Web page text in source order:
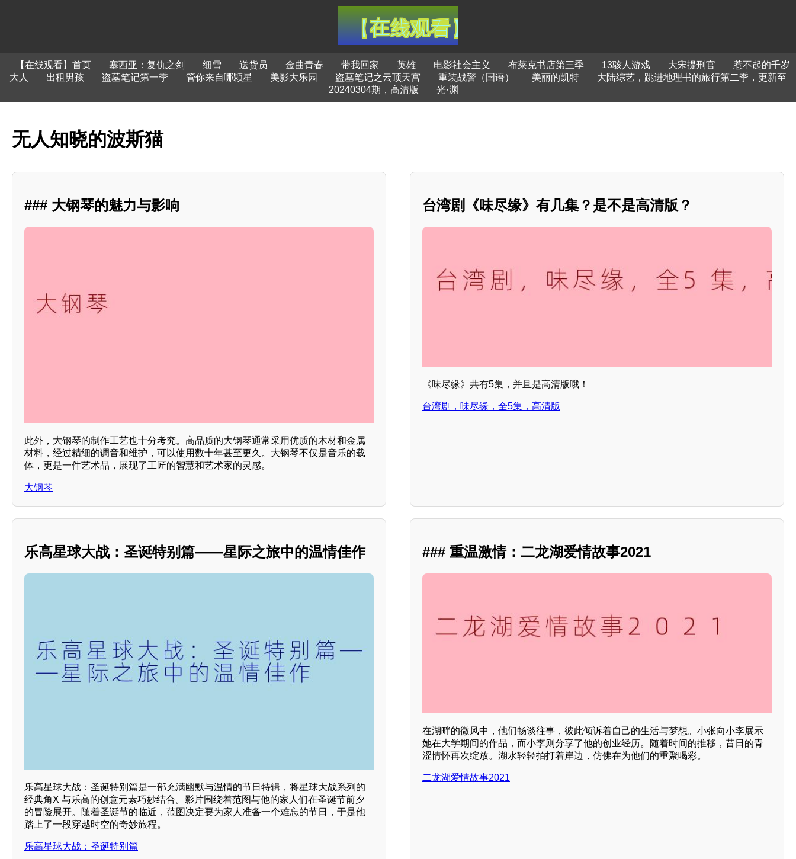
【在线观看】首页 塞西亚：复仇之剑 细雪 送货员 金曲青春 带我回家 英雄 电影社会主义 布莱克书店第三季 13骇人游戏 大宋提刑官
惹不起的千岁
大人
出租男孩 盗墓笔记第一季 管你来自哪颗星 美影大乐园 盗墓笔记之云顶天宫 重装战警（国语） 美丽的凯特
大陆综艺，跳进地理书的旅行第二季，更新至
20240304期，高清版
光·渊
无人知晓的波斯猫
### 大钢琴的魅力与影响
此外，大钢琴的制作工艺也十分考究。高品质的大钢琴通常采用优质的木材和金属
材料，经过精细的调音和维护，可以使用数十年甚至更久。大钢琴不仅是音乐的载
体，更是一件艺术品，展现了工匠的智慧和艺术家的灵感。
大钢琴
台湾剧《味尽缘》有几集？是不是高清版？
《味尽缘》共有5集，并且是高清版哦！
台湾剧，味尽缘，全5集，高清版
乐高星球大战：圣诞特别篇——星际之旅中的温情佳作
乐高星球大战：圣诞特别篇是一部充满幽默与温情的节日特辑，将星球大战系列的
经典角X 与乐高的创意元素巧妙结合。影片围绕着范图与他的家人们在圣诞节前夕
的冒险展开。随着圣诞节的临近，范图决定要为家人准备一个难忘的节日，于是他
踏上了一段穿越时空的奇妙旅程。
乐高星球大战：圣诞特别篇
### 重温激情：二龙湖爱情故事2021
在湖畔的微风中，他们畅谈往事，彼此倾诉着自己的生活与梦想。小张向小李展示
她在大学期间的作品，而小李则分享了他的创业经历。随着时间的推移，昔日的青
涩情怀再次绽放。湖水轻轻拍打着岸边，仿佛在为他们的重聚喝彩。
二龙湖爱情故事2021